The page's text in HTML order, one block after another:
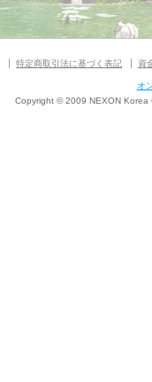
特定商取引法に基づく表記 資
オ
Copyright © 2009 NEXON Korea